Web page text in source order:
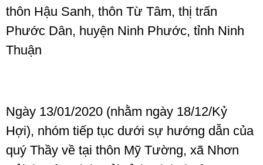
thôn Hậu Sanh, thôn Từ Tâm, thị trấn
Phước Dân, huyện Ninh Phước, tỉnh Ninh
Thuận
Ngày 13/01/2020 (nhằm ngày 18/12/Kỷ
Hợi), nhóm tiếp tục dưới sự hướng dẫn của
quý Thầy về tại thôn Mỹ Tường, xã Nhơn